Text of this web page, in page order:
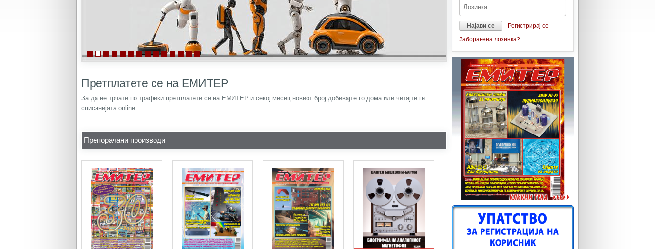
Претплатете се на ЕМИТЕР
За да не трчате по трафики претплатете се на ЕМИТЕР и секој месец новиот број добивајте го дома или читајте ги
списанијата online.
Препорачани производи
Регистрирај се
Заборавена лозинка?